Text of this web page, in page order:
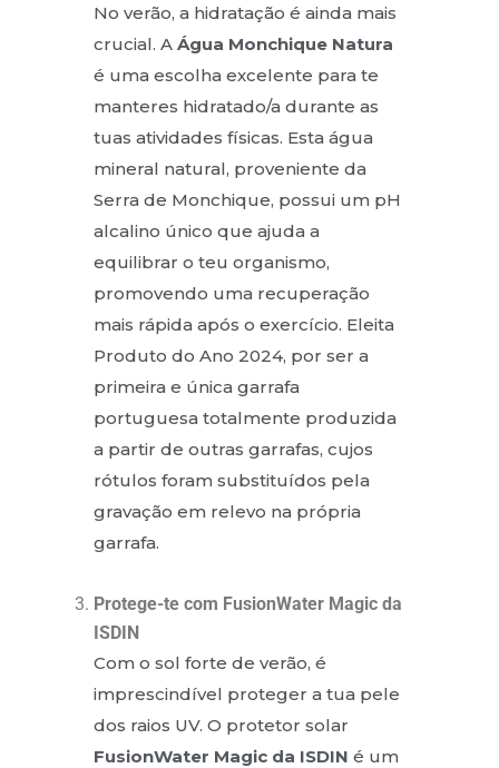
No verão, a hidratação é ainda mais
crucial. A Água Monchique Natura
é uma escolha excelente para te
manteres hidratado/a durante as
tuas atividades físicas. Esta água
mineral natural, proveniente da
Serra de Monchique, possui um pH
alcalino único que ajuda a
equilibrar o teu organismo,
promovendo uma recuperação
mais rápida após o exercício. Eleita
Produto do Ano 2024, por ser a
primeira e única garrafa
portuguesa totalmente produzida
a partir de outras garrafas, cujos
rótulos foram substituídos pela
gravação em relevo na própria
garrafa.
Protege-te com FusionWater Magic da
ISDIN
Com o sol forte de verão, é
imprescindível proteger a tua pele
dos raios UV. O protetor solar
FusionWater Magic da ISDIN é um